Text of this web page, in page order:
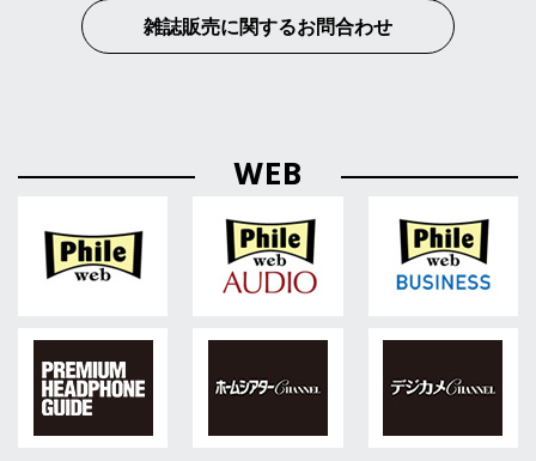
雑誌販売に関するお問合わせ
WEB